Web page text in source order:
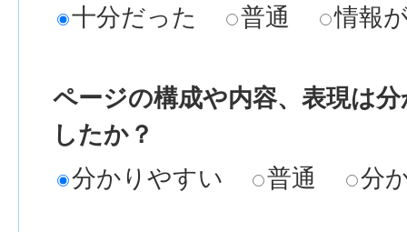
十分だった
普通 情報
ページの構成や内容、表現は
したか？
分かりやすい
普通 分